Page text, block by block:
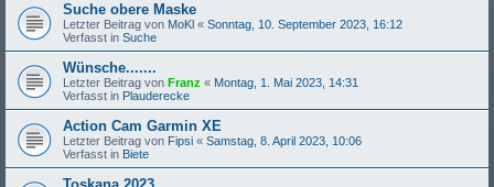
Suche obere Maske
Letzter Beitrag von MoKl « Sonntag, 10. September 2023, 16:12
Verfasst in Suche
Wünsche.......
Letzter Beitrag von Franz « Montag, 1. Mai 2023, 14:31
Verfasst in Plauderecke
Action Cam Garmin XE
Letzter Beitrag von Fipsi « Samstag, 8. April 2023, 10:06
Verfasst in Biete